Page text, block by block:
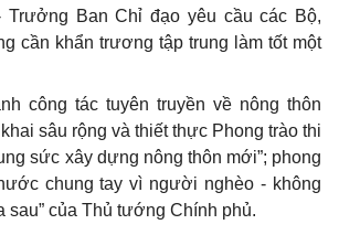
Trưởng Ban Chỉ đạo yêu cầu các Bộ,
cần khẩn trương tập trung làm tốt một
công tác tuyên truyền về nông thôn
sâu rộng và thiết thực Phong trào thi
sức xây dựng nông thôn mới”; phong
chung tay vì người nghèo - không
sau” của Thủ tướng Chính phủ.